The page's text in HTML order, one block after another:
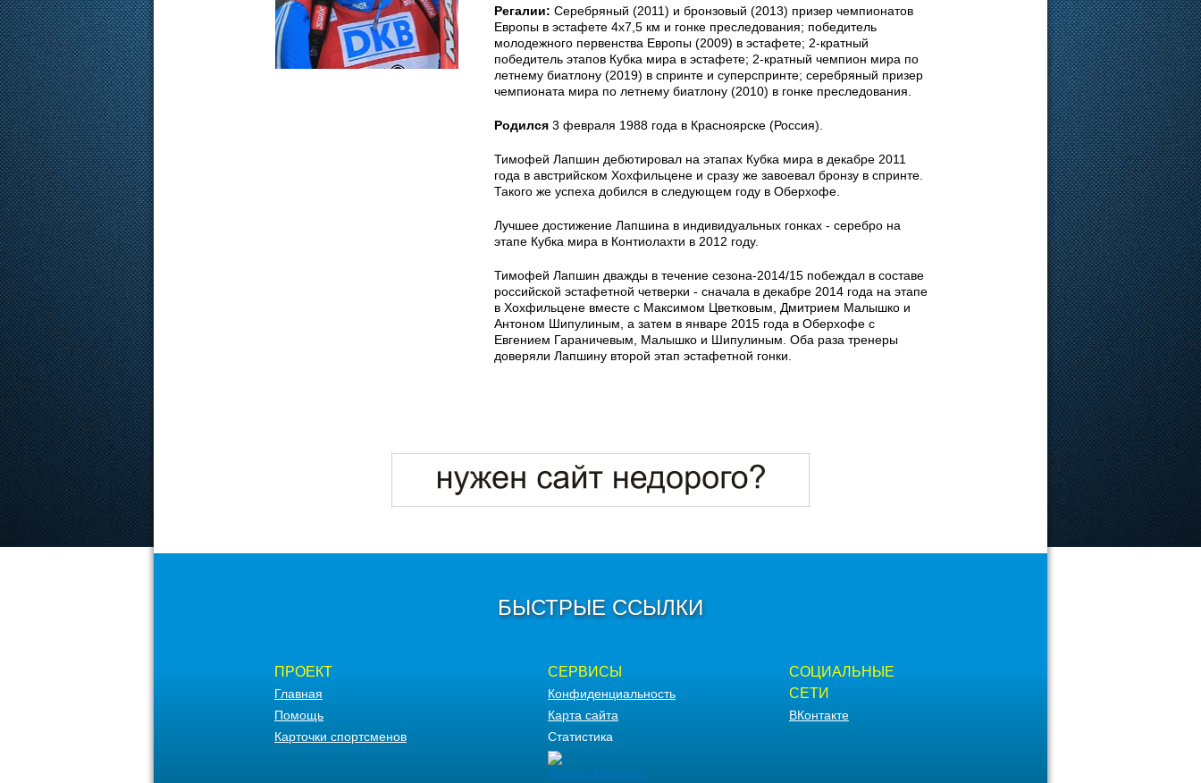
Регалии: Серебряный (2011) и бронзовый (2013) призер чемпионатов
Европы в эстафете 4х7,5 км и гонке преследования; победитель
молодежного первенства Европы (2009) в эстафете; 2-кратный
победитель этапов Кубка мира в эстафете; 2-кратный чемпион мира по
летнему биатлону (2019) в спринте и суперспринте; серебряный призер
чемпионата мира по летнему биатлону (2010) в гонке преследования.
Родился 3 февраля 1988 года в Красноярске (Россия).
Тимофей Лапшин дебютировал на этапах Кубка мира в декабре 2011
года в австрийском Хохфильцене и сразу же завоевал бронзу в спринте.
Такого же успеха добился в следующем году в Оберхофе.
Лучшее достижение Лапшина в индивидуальных гонках - серебро на
этапе Кубка мира в Контиолахти в 2012 году.
Тимофей Лапшин дважды в течение сезона-2014/15 побеждал в составе
российской эстафетной четверки - сначала в декабре 2014 года на этапе
в Хохфильцене вместе с Максимом Цветковым, Дмитрием Малышко и
Антоном Шипулиным, а затем в январе 2015 года в Оберхофе с
Евгением Гараничевым, Малышко и Шипулиным. Оба раза тренеры
доверяли Лапшину второй этап эстафетной гонки.
БЫСТРЫЕ ССЫЛКИ
ПРОЕКТ
Главная
Помощь
Карточки спортсменов
СЕРВИСЫ
Конфиденциальность
Карта сайта
Статистика
СОЦИАЛЬНЫЕ
СЕТИ
ВКонтакте